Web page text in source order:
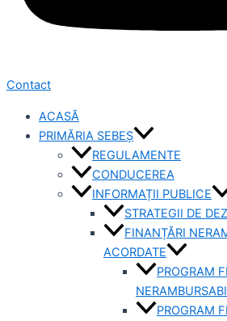
Contact
ACASĂ
PRIMĂRIA SEBEȘ
REGULAMENTE
CONDUCEREA
INFORMAȚII PUBLICE
STRATEGII DE
FINANȚĂRI
ACORDATE
PROGRAM
PROGRAM